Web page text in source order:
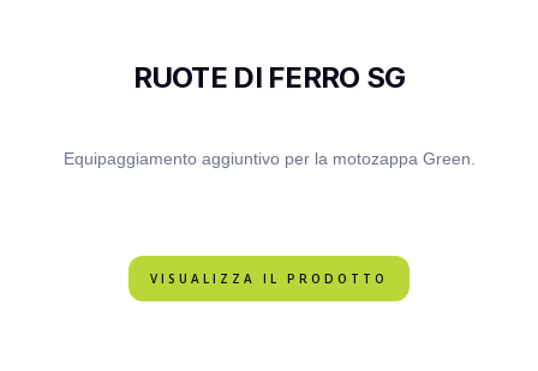
RUOTE DI FERRO SG
Equipaggiamento aggiuntivo per la motozappa Green.
VISUALIZZA IL PRODOTTO